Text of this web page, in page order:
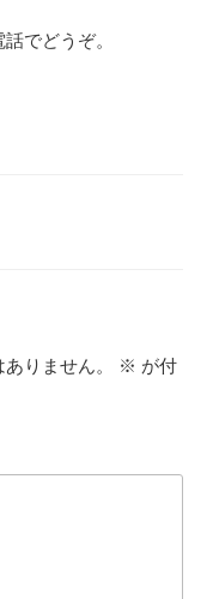
でどうぞ。
りません。 ※ が付